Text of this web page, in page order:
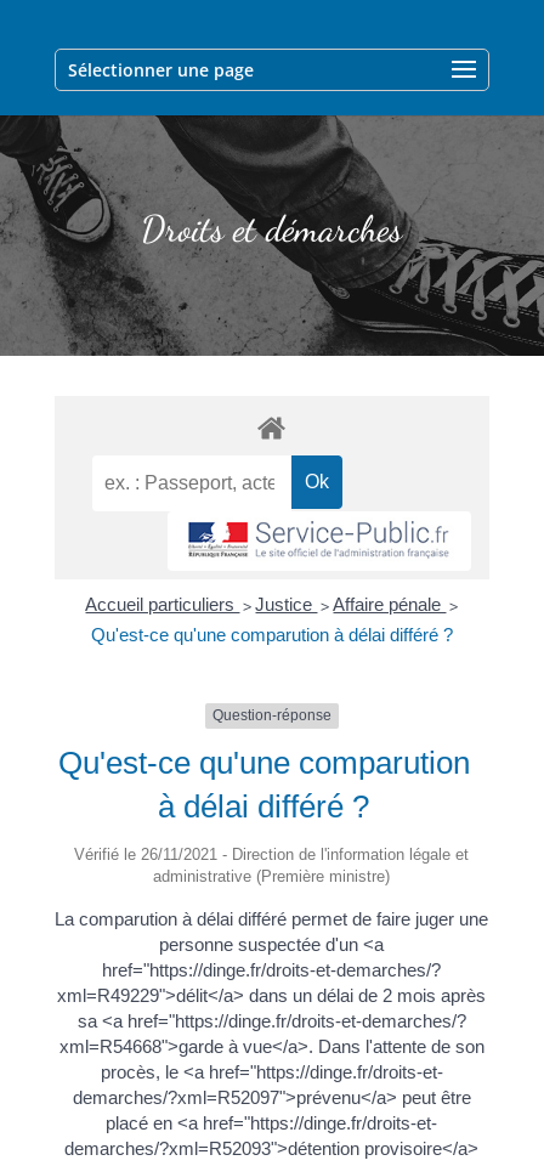
Sélectionner une page
Droits et démarches
Accueil particuliers > Justice > Affaire pénale >
Qu'est-ce qu'une comparution à délai différé ?
Question-réponse
Qu'est-ce qu'une comparution
à délai différé ?
Vérifié le 26/11/2021 - Direction de l'information légale et
administrative (Première ministre)
La comparution à délai différé permet de faire juger une
personne suspectée d'un <a
href="https://dinge.fr/droits-et-demarches/?
xml=R49229">délit</a> dans un délai de 2 mois après
sa <a href="https://dinge.fr/droits-et-demarches/?
xml=R54668">garde à vue</a>. Dans l'attente de son
procès, le <a href="https://dinge.fr/droits-et-
demarches/?xml=R52097">prévenu</a> peut être
placé en <a href="https://dinge.fr/droits-et-
demarches/?xml=R52093">détention provisoire</a>